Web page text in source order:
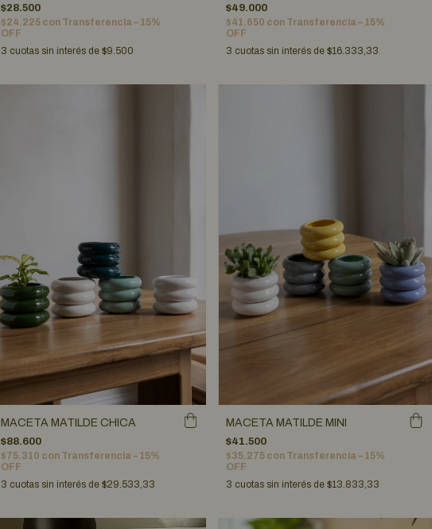
$28.500
$24.225 con Transferencia – 15%
OFF
3 cuotas sin interés de $9.500
$49.000
$41.650 con Transferencia – 15%
OFF
3 cuotas sin interés de$16.333,33
MACETA MATILDE CHICA
$88.600
$75.310 con Transferencia – 15%
OFF
3 cuotas sin interés de $29.533,33
MACETA MATILDE MINI
$41.500
$35.275 con Transferencia – 15%
OFF
3 cuotas sin interés de$13.833,33